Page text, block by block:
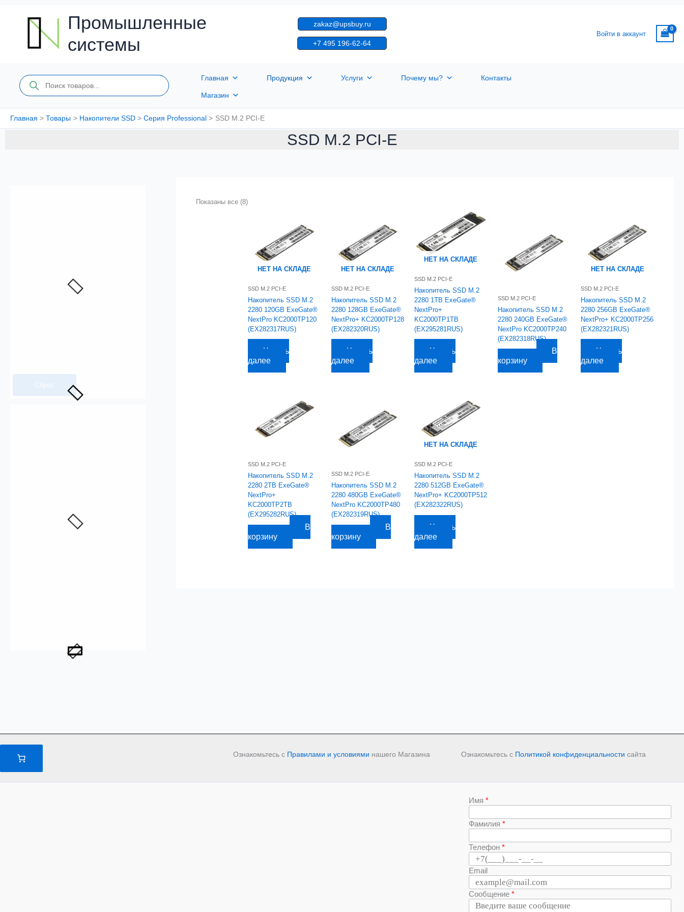
содержимому
Промышленные
системы
zakaz@upsbuy.ru
+7 495 196-62-64
Войти в аккаунт
Поиск
товаров
Главная Продукция Услуги Почему мы? Контакты
Магазин
Главная Товары Накопители SSD Серия Professional SSD M.2 PCI-E
SSD M.2 PCI-E
Сброс
Показаны все (8)
НЕТ НА СКЛАДЕ
SSD M.2 PCI-E
Накопитель SSD M.2
2280 120GB ExeGate®
NextPro KC2000TP120
(EX282317RUS)
Читать
далее
НЕТ НА СКЛАДЕ
SSD M.2 PCI-E
Накопитель SSD M.2
2280 128GB ExeGate®
NextPro+ KC2000TP128
(EX282320RUS)
Читать
далее
НЕТ НА СКЛАДЕ
SSD M.2 PCI-E
Накопитель SSD M.2
2280 1TB ExeGate®
NextPro+
KC2000TP1TB
(EX295281RUS)
Читать
далее
SSD M.2 PCI-E
Накопитель SSD M.2
2280 240GB ExeGate®
NextPro KC2000TP240
(EX282318RUS)
В
корзину
НЕТ НА СКЛАДЕ
SSD M.2 PCI-E
Накопитель SSD M.2
2280 256GB ExeGate®
NextPro+ KC2000TP256
(EX282321RUS)
Читать
далее
SSD M.2 PCI-E
Накопитель SSD M.2
2280 2TB ExeGate®
NextPro+
KC2000TP2TB
(EX295282RUS)
В
корзину
SSD M.2 PCI-E
Накопитель SSD M.2
2280 480GB ExeGate®
NextPro KC2000TP480
(EX282319RUS)
В
корзину
НЕТ НА СКЛАДЕ
SSD M.2 PCI-E
Накопитель SSD M.2
2280 512GB ExeGate®
NextPro+ KC2000TP512
(EX282322RUS)
Читать
далее
Ознакомьтесь с Правилами и условиями нашего Магазина Ознакомьтесь с Политикой конфиденциальности сайта
Имя
Фамилия
Телефон
Email
Сообщение